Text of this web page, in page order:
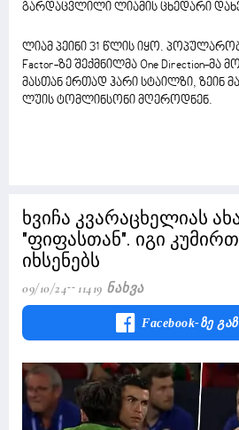
გარდაცვლილი ლიამის ცხედარი
ლიამ პეინი 31 წლის იყო.
Factor-ზე შექმნილმა One Direction-მა
მასთან ერთად ჰარი სტაილზი, ზეინ
ლუის ტომლინსონი მღეროდნენ.
ხვიჩა კვარაცხელიას
"ფიფასთან". იგი
იხსენებს
09/10/24 11419 Ნახვა
Facebook-Ზე